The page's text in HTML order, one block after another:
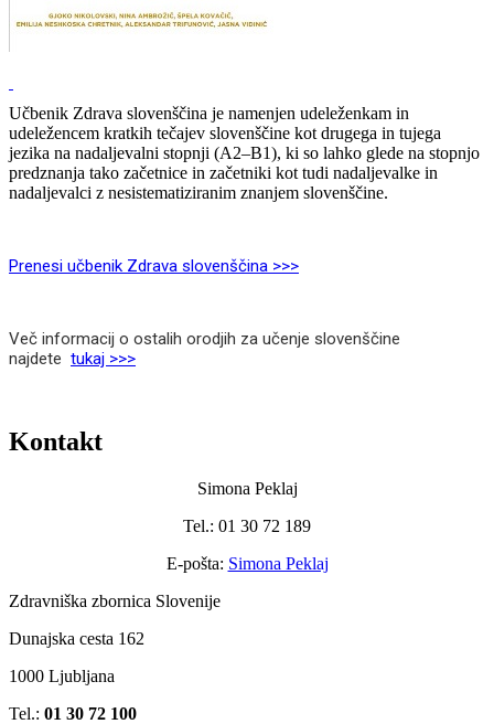
Učbenik Zdrava slovenščina je namenjen udeleženkam in
udeležencem kratkih tečajev slovenščine kot drugega in tujega
jezika na nadaljevalni stopnji (A2–B1), ki so lahko glede na stopnjo
predznanja tako začetnice in začetniki kot tudi nadaljevalke in
nadaljevalci z nesistematiziranim znanjem slovenščine.
Prenesi učbenik Zdrava slovenščina >>>
Več informacij o ostalih orodjih za učenje slovenščine
najdete tukaj >>>
Kontakt
Simona Peklaj
Tel.: 01 30 72 189
E-pošta: Simona Peklaj
Zdravniška zbornica Slovenije
Dunajska cesta 162
1000 Ljubljana
Tel.: 01 30 72 100